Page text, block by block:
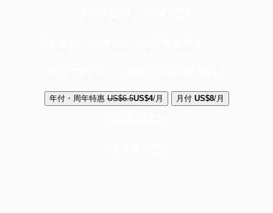
年付・周年特惠 US$6.5US$4/月 月付 US$8/月